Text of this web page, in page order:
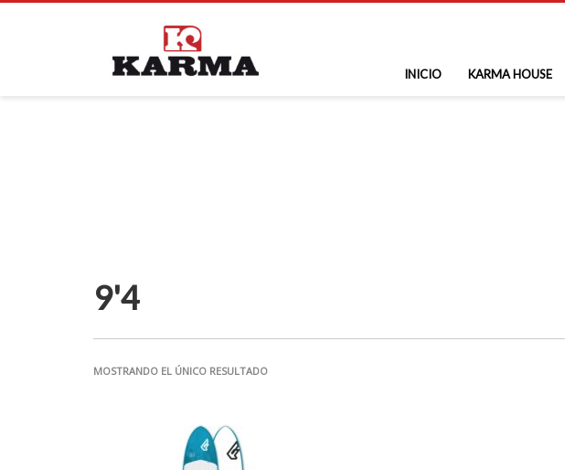
INICIO KARMA HOUSE
9'4
MOSTRANDO EL ÚNICO RESULTADO